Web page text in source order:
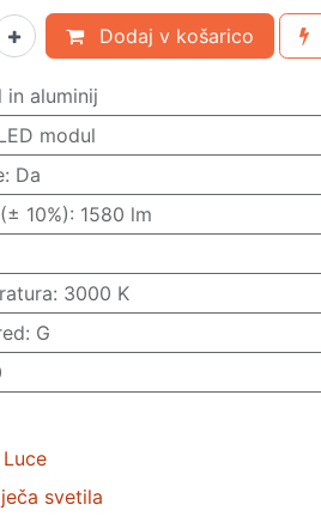
Dodaj v košarico
in aluminij
modul
: Da
10%): 1580 lm
: 3000 K
: G
svetila